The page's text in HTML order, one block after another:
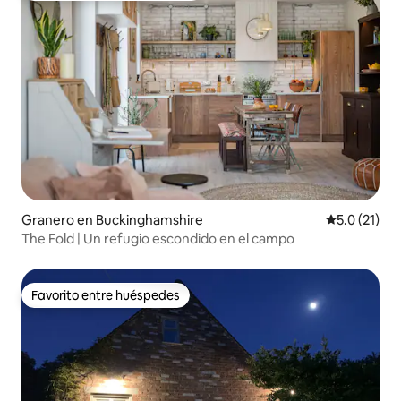
Granero en Buckinghamshire Calificación
5.0 (21)
The Fold | Un refugio escondido en el campo
Favorito entre huéspedes
Favorito entre huéspedes